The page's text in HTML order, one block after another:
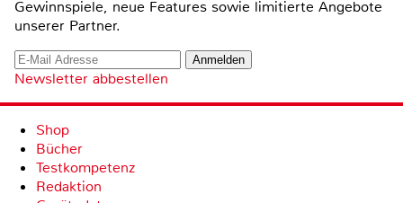
Gewinnspiele, neue Features sowie limitierte Angebote
unserer Partner.
Newsletter abbestellen
Shop
Bücher
Testkompetenz
Redaktion